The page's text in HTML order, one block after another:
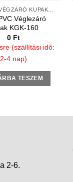
Véglezáró
KGK-160
0 Ft
(szállítási idő:
2-4 nap)
TESZEM
2-6.